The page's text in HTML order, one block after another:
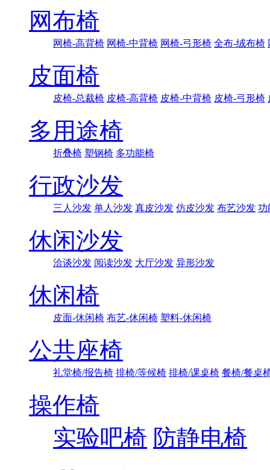
网布椅
网椅-高背椅 网椅-中背椅 网椅-弓形椅 全布-绒布椅
皮面椅
皮椅-总裁椅 皮椅-高背椅 皮椅-中背椅 皮椅-弓形椅
多用途椅
折叠椅 塑钢椅 多功能椅
行政沙发
三人沙发 单人沙发 真皮沙发 仿皮沙发 布艺沙发 功
休闲沙发
洽谈沙发 阅读沙发 大厅沙发 异形沙发
休闲椅
皮面-休闲椅 布艺-休闲椅 塑料-休闲椅
公共座椅
礼堂椅/报告椅 排椅/等候椅 排椅/课桌椅 餐椅/餐桌
操作椅
实验吧椅 防静电椅